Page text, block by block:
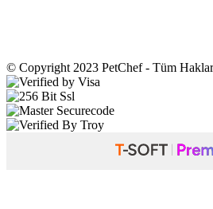
© Copyright 2023 PetChef - Tüm